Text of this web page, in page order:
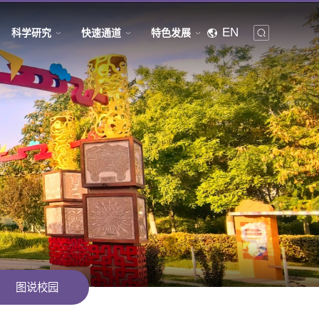
科学研究 快速通道 特色发展 EN
图说校园